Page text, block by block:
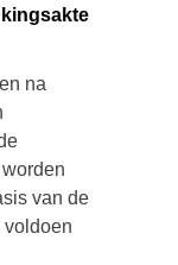
na
van de
voldoen